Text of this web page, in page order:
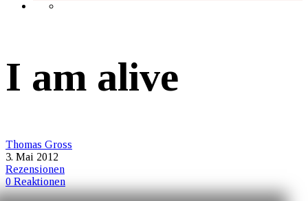
I am alive
Thomas Gross
3. Mai 2012
Rezensionen
0 Reaktionen